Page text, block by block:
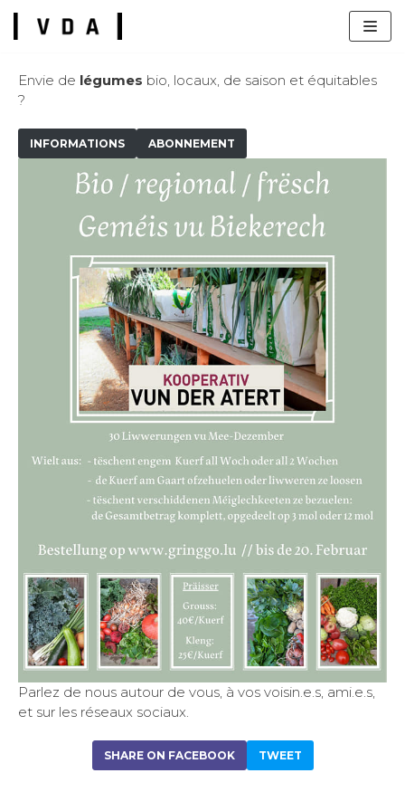
Skip
Envie de légumes bio, locaux, de saison et équitables
?
INFORMATIONS ABONNEMENT
Parlez de nous autour de vous, à vos voisin.e.s, ami.e.s,
et sur les réseaux sociaux.
SHARE ON FACEBOOK TWEET